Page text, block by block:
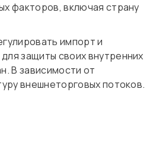
факторов, включая страну
импорт и
защиты своих внутренних
В зависимости от
внешнеторговых потоков.